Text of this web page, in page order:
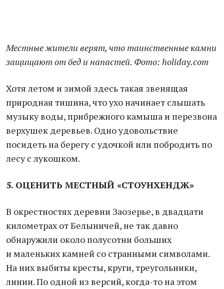
Местные жители верят, что таинственные камни
защищают от бед и напастей. Фото: holiday.сom
Хотя летом и зимой здесь такая звенящая
природная тишина, что ухо начинает слышать
музыку воды, прибрежного камыша и перезвона
верхушек деревьев. Одно удовольствие
посидеть на берегу с удочкой или побродить по
лесу с лукошком.
5. ОЦЕНИТЬ МЕСТНЫЙ «СТОУНХЕНДЖ»
В окрестностях деревни Заозерье, в двадцати
километрах от Белыничей, не так давно
обнаружили около полусотни больших
и маленьких камней со странными символами.
На них выбиты кресты, круги, треугольники,
линии. По одной из версий, когда-то на этом